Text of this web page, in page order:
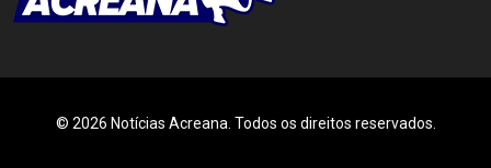
© 2026 Notícias Acreana. Todos os direitos reservados.